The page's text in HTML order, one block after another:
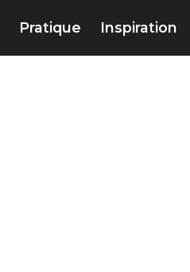
Pratique Inspiration